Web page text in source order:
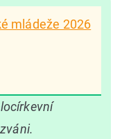
mládeže 2026